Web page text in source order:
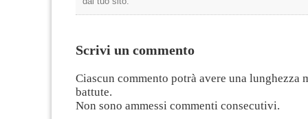
Scrivi un commento
Ciascun commento potrà avere una lunghezza
battute.
Non sono ammessi commenti consecutivi.